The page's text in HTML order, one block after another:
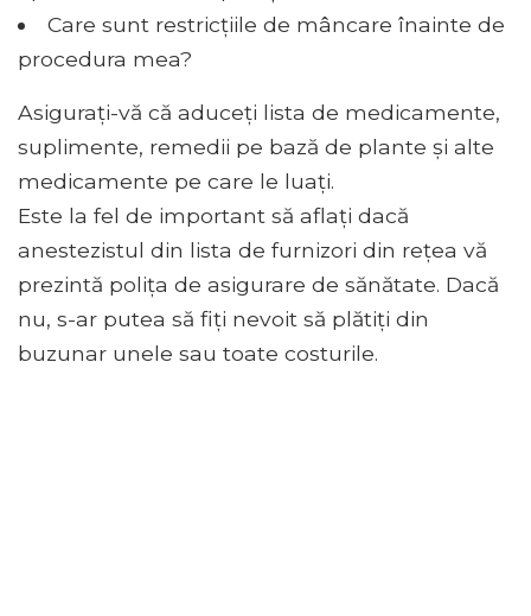
Care sunt restricțiile de mâncare înainte de
procedura mea?
Asigurați-vă că aduceți lista de medicamente,
suplimente, remedii pe bază de plante și alte
medicamente pe care le luați.
Este la fel de important să aflați dacă
anestezistul din lista de furnizori din rețea vă
prezintă polița de asigurare de sănătate. Dacă
nu, s-ar putea să fiți nevoit să plătiți din
buzunar unele sau toate costurile.